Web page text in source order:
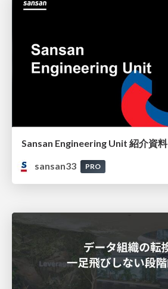
Sansan Engineering Unit 紹介資料
sansan33
PRO